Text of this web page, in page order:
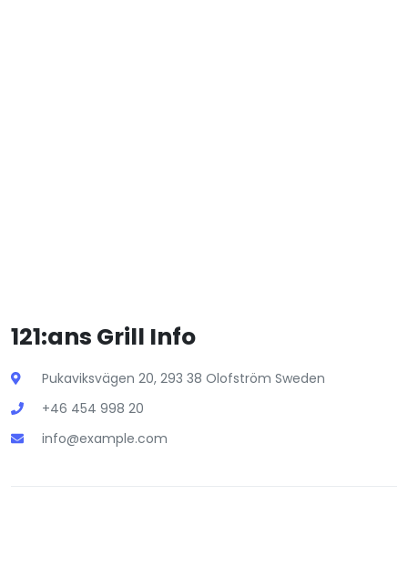
121:ans Grill Info
Pukaviksvägen 20, 293 38 Olofström Sweden
+46 454 998 20
info@example.com